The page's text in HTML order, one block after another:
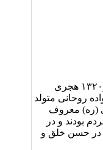
حضرت آیت الله محمد شجاعی در شهریور۱۳۲۰ هجری
روحانی متولد
(ره) معروف
بودند و در
در حسن خلق و